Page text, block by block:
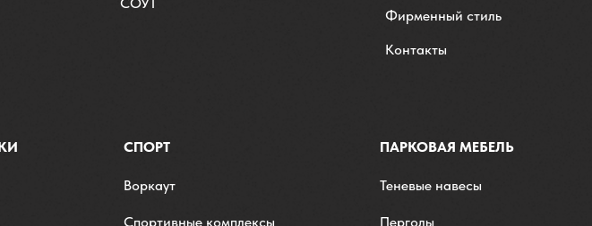
Фирменный стиль
Контакты
СПОРТ
Воркаут
Спортивные комплексы
ПАРКОВАЯ МЕБЕЛЬ
Теневые навесы
Перголы